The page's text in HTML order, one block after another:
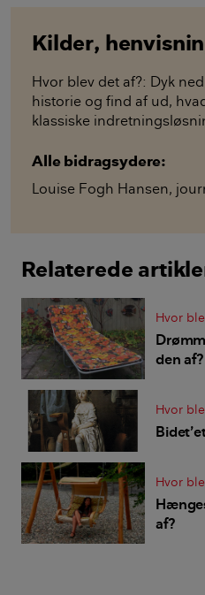
Kilder,
Hvor blev det af?: Dyk
historie og find af ud,
klassiske
Alle bidragsydere:
Louise Fogh Hansen,
Relaterede
Hvor
den af?
Hvor
Hvor
af?